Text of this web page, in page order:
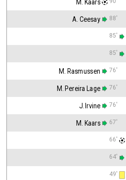
M. Kaars
A. Ceesay 88'
85'
85'
M. Rasmussen 76'
M. Pereira Lage 76'
J. Irvine 76'
M. Kaars 67'
66'
64'
49'